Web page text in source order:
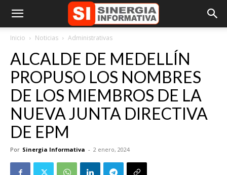
Inicio Noticias Administrativas
ALCALDE DE MEDELLÍN
PROPUSO LOS NOMBRES
DE LOS MIEMBROS DE LA
NUEVA JUNTA DIRECTIVA
DE EPM
Por Sinergia Informativa - 2 enero, 2024